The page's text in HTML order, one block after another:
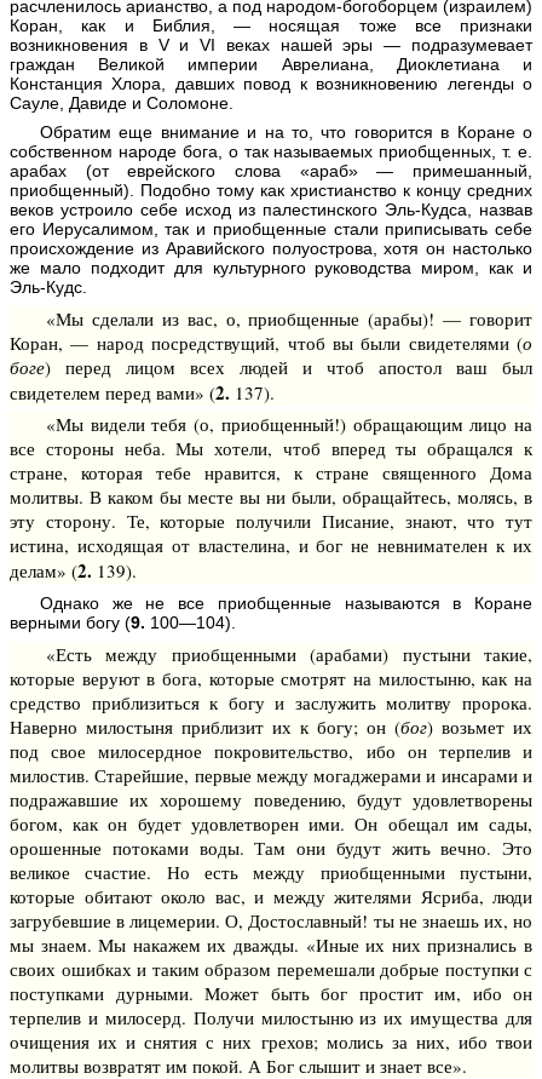
расчленилось арианство, а под народом-богоборцем (израилем)
Коран, как и Библия, — носящая тоже все признаки
возникновения в V и VI веках нашей эры — подразумевает
граждан Великой империи Аврелиана, Диоклетиана и
Констанция Хлора, давших повод к возникновению легенды о
Сауле, Давиде и Соломоне.
Обратим еще внимание и на то, что говорится в Коране о
собственном народе бога, о так называемых приобщенных, т. е.
арабах (от еврейского слова «араб» — примешанный,
приобщенный). Подобно тому как христианство к концу средних
веков устроило себе исход из палестинского Эль-Кудса, назвав
его Иерусалимом, так и приобщенные стали приписывать себе
происхождение из Аравийского полуострова, хотя он настолько
же мало подходит для культурного руководства миром, как и
Эль-Кудс.
«Мы сделали из вас, о, приобщенные (арабы)! — говорит
Коран, — народ посредствущий, чтоб вы были свидетелями (о
боге) перед лицом всех людей и чтоб апостол ваш был
свидетелем перед вами» (2. 137).
«Мы видели тебя (о, приобщенный!) обращающим лицо на
все стороны неба. Мы хотели, чтоб вперед ты обращался к
стране, которая тебе нравится, к стране священного Дома
молитвы. В каком бы месте вы ни были, обращайтесь, молясь, в
эту сторону. Те, которые получили Писание, знают, что тут
истина, исходящая от властелина, и бог не невнимателен к их
делам» (2. 139).
Однако же не все приобщенные называются в Коране
верными богу (9. 100—104).
«Есть между приобщенными (арабами) пустыни такие,
которые веруют в бога, которые смотрят на милостыню, как на
средство приблизиться к богу и заслужить молитву пророка.
Наверно милостыня приблизит их к богу; он (бог) возьмет их
под свое милосердное покровительство, ибо он терпелив и
милостив. Старейшие, первые между могаджерами и инсарами и
подражавшие их хорошему поведению, будут удовлетворены
богом, как он будет удовлетворен ими. Он обещал им сады,
орошенные потоками воды. Там они будут жить вечно. Это
великое счастие. Но есть между приобщенными пустыни,
которые обитают около вас, и между жителями Ясриба, люди
загрубевшие в лицемерии. О, Достославный! ты не знаешь их, но
мы знаем. Мы накажем их дважды. «Иные их них признались в
своих ошибках и таким образом перемешали добрые поступки с
поступками дурными. Может быть бог простит им, ибо он
терпелив и милосерд. Получи милостыню из их имущества для
очищения их и снятия с них грехов; молись за них, ибо твои
молитвы возвратят им покой. А Бог слышит и знает все».